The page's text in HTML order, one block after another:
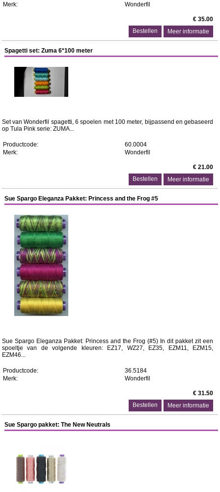
Merk: Wonderfil
€ 35.00
Meer informatie
Spagetti set: Zuma 6*100 meter
Set van Wonderfil spagetti, 6 spoelen met 100 meter, bijpassend en gebaseerd
op Tula Pink serie: ZUMA...
Productcode:
60.0004
Merk:
Wonderfil
€ 21.00
Meer informatie
Sue Spargo Eleganza Pakket: Princess and the Frog #5
Sue Spargo Eleganza Pakket: Princess and the Frog (#5) In dit pakket zit een
spoeltje van de volgende kleuren: EZ17, WZ27, EZ35, EZM11, EZM15,
EZM46...
Productcode:
36.5184
Merk:
Wonderfil
€ 31.50
Meer informatie
Sue Spargo pakket: The New Neutrals